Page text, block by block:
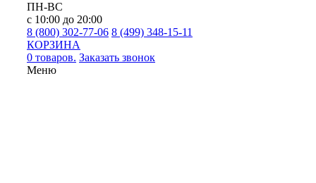
ПН-ВС
с 10:00 до 20:00
8 (800) 302-77-06 8 (499) 348-15-11
КОРЗИНА
0 товаров. Заказать звонок
Меню